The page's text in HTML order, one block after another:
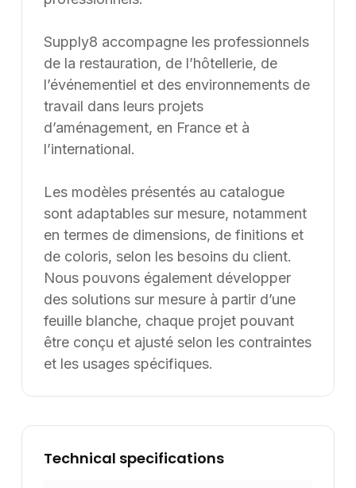
Une erreur inattendue est
survenue
Nous avons rencontré un problème lors du
chargement de l'application.